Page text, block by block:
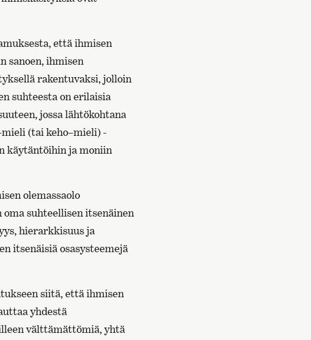
että ihmisen
sanoen, ihmisen
rakentuvaksi, jolloin
suhteesta on erilaisia
jossa lähtökohtana
(tai keho–mieli) -
käytäntöihin ja moniin
olemassaolo
suhteellisen itsenäinen
hierarkkisuus ja
itsenäisiä osasysteemejä
siitä, että ihmisen
yhdestä
välttämättömiä, yhtä